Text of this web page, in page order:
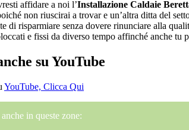
affidare a noi l’Installazione Caldaie
non riuscirai a trovar e un’altra ditta del
di risparmiare senza dovere rinunciare alla
e fissi da diverso tempo affinché anche
su YouTube
YouTube, Clicca Qui
in queste zone: